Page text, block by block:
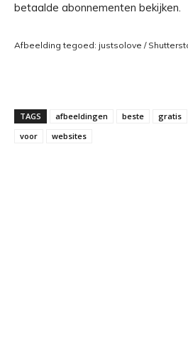
betaalde abonnementen bekijken.
Afbeelding tegoed: justsolove /
TAGS afbeeldingen beste gratis
voor
websites